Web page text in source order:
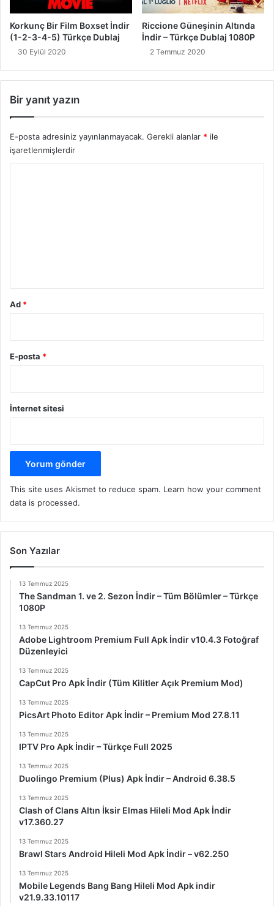
Korkunç Bir Film Boxset İndir
(1-2-3-4-5) Türkçe Dublaj
30 Eylül 2020
Riccione Güneşinin Altında
İndir – Türkçe Dublaj 1080P
2 Temmuz 2020
Bir yanıt yazın
E-posta adresiniz yayınlanmayacak. Gerekli alanlar * ile
işaretlenmişlerdir
Ad *
E-posta *
İnternet sitesi
This site uses Akismet to reduce spam. Learn how your comment
data is processed.
Son Yazılar
13 Temmuz 2025
The Sandman 1. ve 2. Sezon İndir – Tüm Bölümler – Türkçe
1080P
13 Temmuz 2025
Adobe Lightroom Premium Full Apk İndir v10.4.3 Fotoğraf
Düzenleyici
13 Temmuz 2025
CapCut Pro Apk İndir (Tüm Kilitler Açık Premium Mod)
13 Temmuz 2025
PicsArt Photo Editor Apk İndir – Premium Mod 27.8.11
13 Temmuz 2025
IPTV Pro Apk İndir – Türkçe Full 2025
13 Temmuz 2025
Duolingo Premium (Plus) Apk İndir – Android 6.38.5
13 Temmuz 2025
Clash of Clans Altın İksir Elmas Hileli Mod Apk İndir
v17.360.27
13 Temmuz 2025
Brawl Stars Android Hileli Mod Apk İndir – v62.250
13 Temmuz 2025
Mobile Legends Bang Bang Hileli Mod Apk indir
v21.9.33.10117